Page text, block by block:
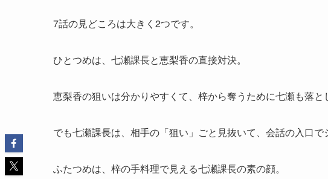
7話の見どころは大きく2つです。
ひとつめは、七瀬課長と恵梨香の直接対決。
恵梨香の狙いは分かりやすくて、梓から奪うために七瀬も落と
でも七瀬課長は、相手の「狙い」ごと見抜いて、会話の入口で
ふたつめは、梓の手料理で見える七瀬課長の素の顔。